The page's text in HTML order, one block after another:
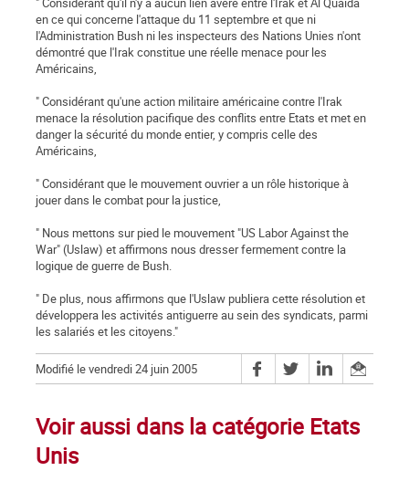
en ce qui concerne l'attaque du 11 septembre et que ni
l'Administration Bush ni les inspecteurs des Nations Unies n'ont
démontré que l'Irak constitue une réelle menace pour les
Américains,
" Considérant qu'une action militaire américaine contre l'Irak
menace la résolution pacifique des conflits entre Etats et met en
danger la sécurité du monde entier, y compris celle des
Américains,
" Considérant que le mouvement ouvrier a un rôle historique à
jouer dans le combat pour la justice,
" Nous mettons sur pied le mouvement "US Labor Against the
War" (Uslaw) et affirmons nous dresser fermement contre la
logique de guerre de Bush.
" De plus, nous affirmons que l'Uslaw publiera cette résolution et
développera les activités antiguerre au sein des syndicats, parmi
les salariés et les citoyens."
Modifié le vendredi 24 juin 2005
Voir aussi dans la catégorie Etats
Unis